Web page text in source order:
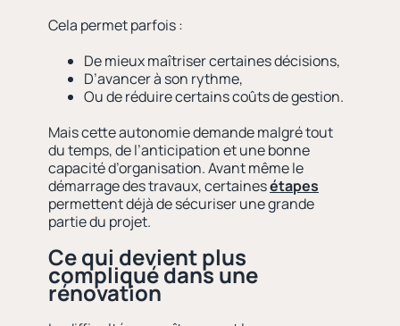
Cela permet parfois :
De mieux maîtriser certaines décisions,
D’avancer à son rythme,
Ou de réduire certains coûts de gestion.
Mais cette autonomie demande malgré tout
du temps, de l’anticipation et une bonne
capacité d’organisation. Avant même le
démarrage des travaux, certainesétapes
permettent déjà de sécuriser une grande
partie du projet.
Ce qui devient plus
compliqué dans une
rénovation